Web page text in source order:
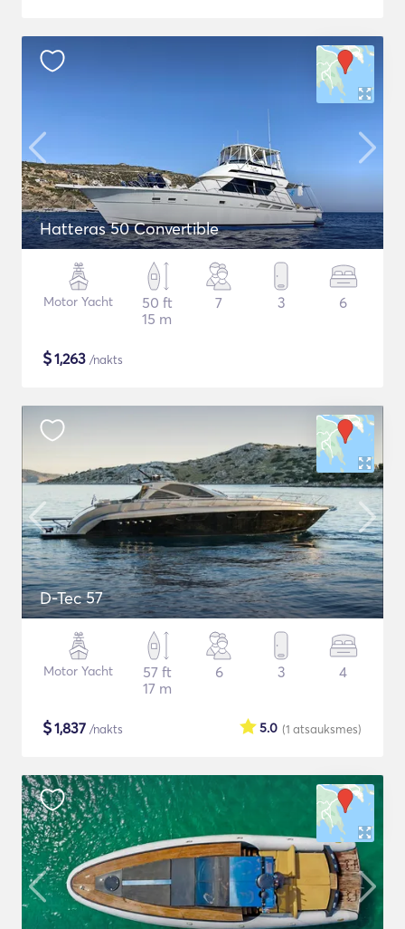
Hatteras 50 Convertible
Motor Yacht
50 ft
15 m
7 3 6
$1,263 /nakts
D-Tec 57
Motor Yacht
57 ft
17 m
6 3 4
$1,837 /nakts (1 atsauksmes)
5.0